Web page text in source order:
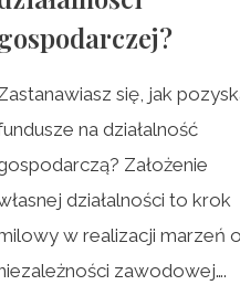
się, jak
na działalność
Założenie
działalności to krok
w realizacji marzeń o
zawodowej….